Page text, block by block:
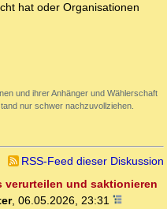
hat oder Organisationen
und ihrer Anhänger und Wählerschaft
nur schwer nachzuvollziehen.
RSS-Feed dieser Diskussion
verurteilen und saktionieren
, 06.05.2026, 23:31